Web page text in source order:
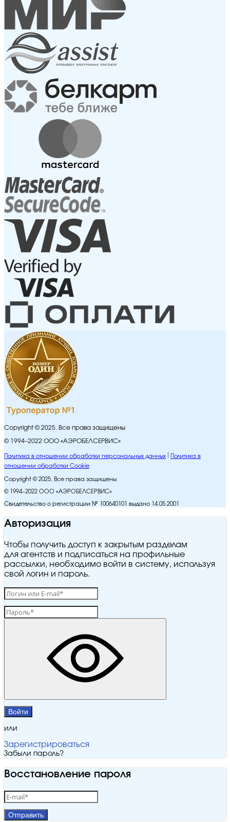
Copyright © 2025. Все права защищены
© 1994–2022 ООО «АЭРОБЕЛСЕРВИС»
Политика в отношении обработки персональных данных
Политика в
отношении обработки Cookie
Copyright © 2025. Все права защищены
© 1994–2022 ООО «АЭРОБЕЛСЕРВИС»
Свидетельство о регистрации № 100640101 выдано 14.05.2001
Авторизация
Чтобы получить доступ к закрытым разделам
для агентств и подписаться на профильные
рассылки, необходимо войти в систему, используя
свой логин и пароль.
Войти
или
Зарегистрироваться
Забыли пароль?
Восстановление пароля
Отправить